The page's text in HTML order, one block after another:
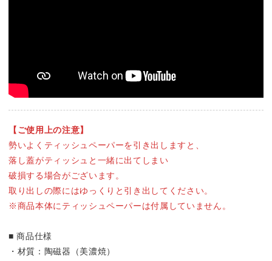
【ご使用上の注意】
勢いよくティッシュペーパーを引き出しますと、
落し蓋がティッシュと一緒に出てしまい
破損する場合がございます。
取り出しの際にはゆっくりと引き出してください。
※商品本体に ティッシュペーパーは付属していません。
■ 商品仕様
・材質：陶磁器（美濃焼）